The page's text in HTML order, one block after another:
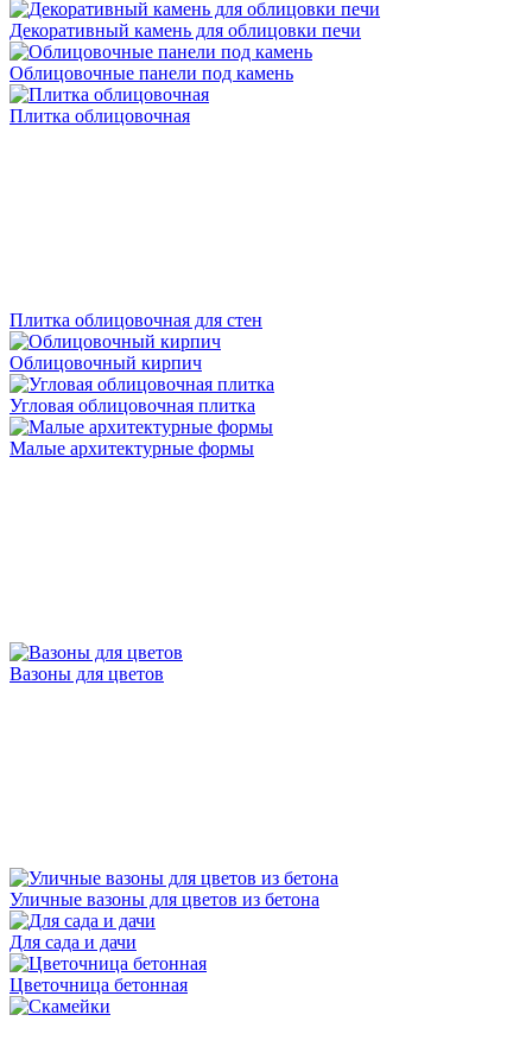
Декоративный камень для облицовки печи
Облицовочные панели под камень
Плитка облицовочная
Плитка облицовочная для стен
Облицовочный кирпич
Угловая облицовочная плитка
Малые архитектурные формы
Вазоны для цветов
Уличные вазоны для цветов из бетона
Для сада и дачи
Цветочница бетонная